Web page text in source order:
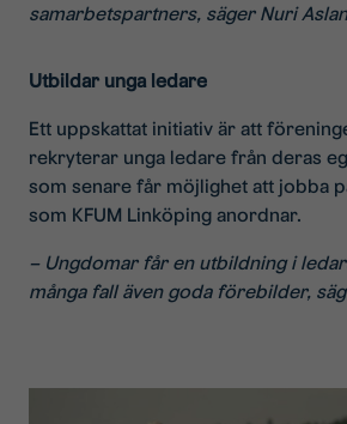
samarbetspartners, säger Nuri
Utbildar unga ledare
Ett uppskattat initiativ är att
rekryterar unga ledare från deras
som senare får möjlighet att jobba
som KFUM Linköping anordnar.
– Ungdomar får en utbildning i
många fall även goda förebilder,